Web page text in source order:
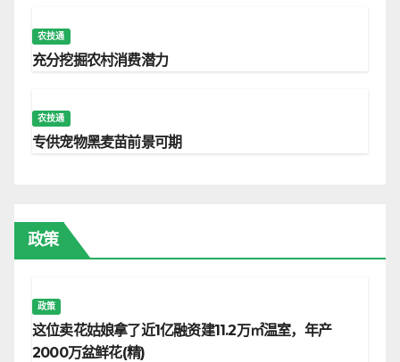
农技通
充分挖掘农村消费潜力
农技通
专供宠物黑麦苗前景可期
政策
政策
这位卖花姑娘拿了近1亿融资建11.2万㎡温室，年产
2000万盆鲜花(精)